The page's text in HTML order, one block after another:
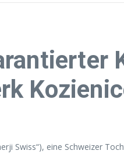
Swiss“), eine Schweizer